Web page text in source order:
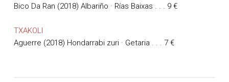
Bico Da Ran (2018) Albariño · Rías Baixas . . . 9 €
TXAKOLI
Aguerre (2018) Hondarrabi zuri · Getaria . . . 7 €